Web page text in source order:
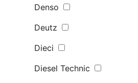
Denso
Deutz
Dieci
Diesel Technic